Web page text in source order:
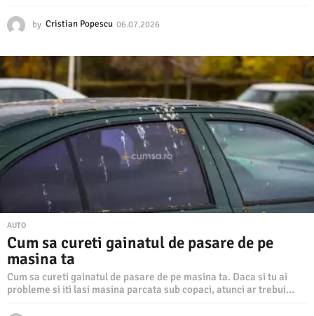
by Cristian Popescu 06.07.2026
7
2
0
AUTO
Cum sa cureti gainatul de pasare de pe
masina ta
Cum sa cureti gainatul de pasare de pe masina ta. Daca si tu ai
probleme si iti lasi masina parcata sub copaci, atunci ar trebui...